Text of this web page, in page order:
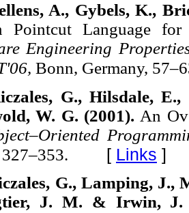
A., Gybels, K.,
Pointcut Language
Engineering
Bonn, Germany,
G., Hilsdale,
W. G. (2001). An
[ Links ]
G., Lamping, J.,
J. M. & Irwin, J.